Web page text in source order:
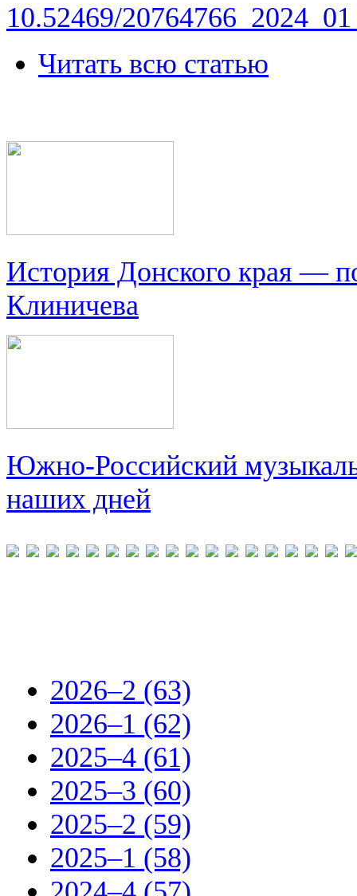
10.52469/
Читать всю статью
История Донского края —
Клиничева
Южно-Российский
наших дней
2026–2 (63)
2026–1 (62)
2025–4 (61)
2025–3 (60)
2025–2 (59)
2025–1 (58)